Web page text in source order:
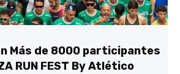
Más de 8000 participantes
RUN FEST By Atlético